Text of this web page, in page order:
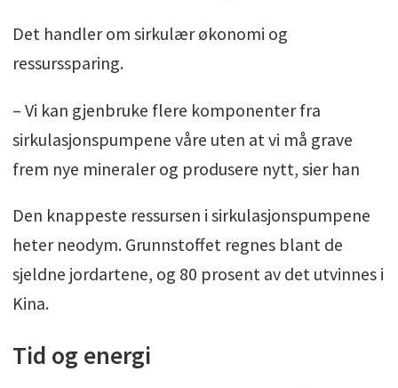
Det handler om sirkulær økonomi og
ressurssparing.
– Vi kan gjenbruke flere komponenter fra
sirkulasjonspumpene våre uten at vi må grave
frem nye mineraler og produsere nytt, sier han
Den knappeste ressursen i sirkulasjonspumpene
heter neodym. Grunnstoffet regnes blant de
sjeldne jordartene, og 80 prosent av det utvinnes i
Kina.
Tid og energi